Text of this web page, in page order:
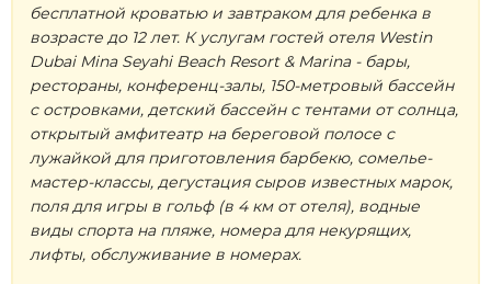
бесплатной кроватью и завтраком для ребенка в
возрасте до 12 лет. К услугам гостей отеля Westin
Dubai Mina Seyahi Beach Resort & Marina - бары,
рестораны, конференц-залы, 150-метровый бассейн
с островками, детский бассейн с тентами от солнца,
открытый амфитеатр на береговой полосе с
лужайкой для приготовления барбекю, сомелье-
мастер-классы, дегустация сыров известных марок,
поля для игры в гольф (в 4 км от отеля), водные
виды спорта на пляже, номера для некурящих,
лифты, обслуживание в номерах.